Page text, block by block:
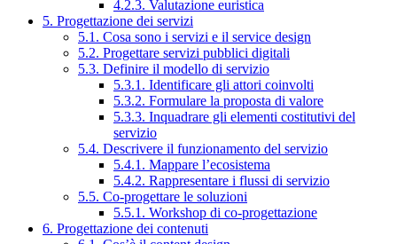
4.2.3. Valutazione euristica
5. Progettazione dei servizi
5.1. Cosa sono i servizi e il service design
5.2. Progettare servizi pubblici digitali
5.3. Definire il modello di servizio
5.3.1. Identificare gli attori coinvolti
5.3.2. Formulare la proposta di valore
5.3.3. Inquadrare gli elementi costitutivi del
servizio
5.4. Descrivere il funzionamento del servizio
5.4.1. Mappare l’ecosistema
5.4.2. Rappresentare i flussi di servizio
5.5. Co-progettare le soluzioni
5.5.1. Workshop di co-progettazione
6. Progettazione dei contenuti